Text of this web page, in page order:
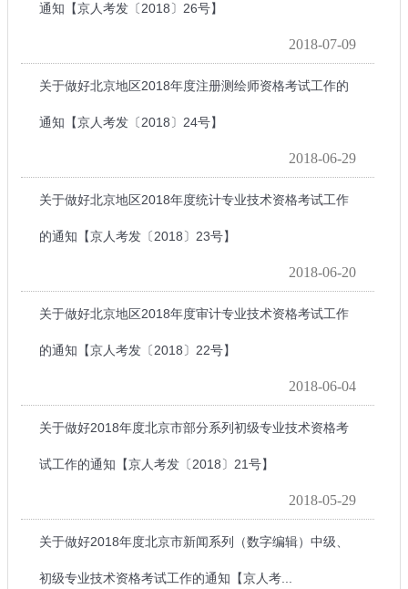
通知【京人考发〔2018〕26号】
2018-07-09
关于做好北京地区2018年度注册测绘师资格考试工作的
通知【京人考发〔2018〕24号】
2018-06-29
关于做好北京地区2018年度统计专业技术资格考试工作
的通知【京人考发〔2018〕23号】
2018-06-20
关于做好北京地区2018年度审计专业技术资格考试工作
的通知【京人考发〔2018〕22号】
2018-06-04
关于做好2018年度北京市部分系列初级专业技术资格考
试工作的通知【京人考发〔2018〕21号】
2018-05-29
关于做好2018年度北京市新闻系列（数字编辑）中级、
初级专业技术资格考试工作的通知【京人考...